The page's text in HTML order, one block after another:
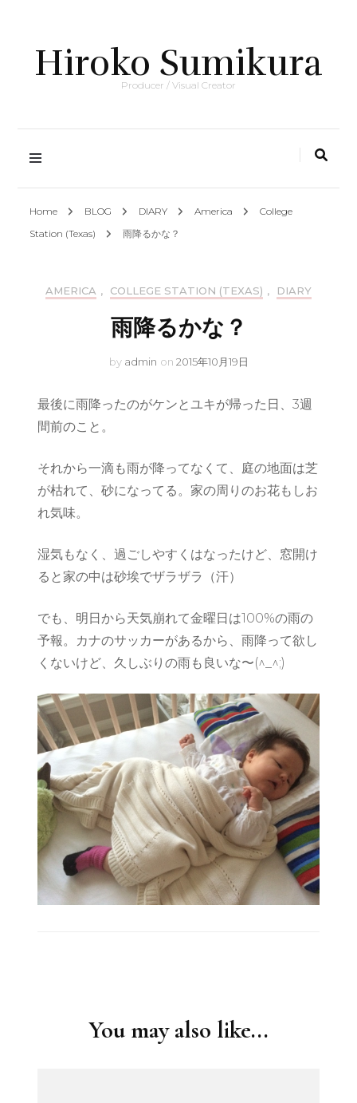
Hiroko Sumikura
Producer / Visual Creator
Home BLOG DIARY America
College
Station (Texas)
雨降るかな？
AMERICA , COLLEGE STATION (TEXAS) , DIARY
雨降るかな？
by admin on 2015年10月19日
最後に雨降ったのがケンとユキが帰った日、3週
間前のこと。
それから一滴も雨が降ってなくて、庭の地面は芝
が枯れて、砂になってる。家の周りのお花もしお
れ気味。
湿気もなく、過ごしやすくはなったけど、窓開け
ると家の中は砂埃でザラザラ（汗）
でも、明日から天気崩れて金曜日は100%の雨の
予報。カナのサッカーがあるから、雨降って欲し
くないけど、久しぶりの雨も良いな〜(^_^;)
You may also like...